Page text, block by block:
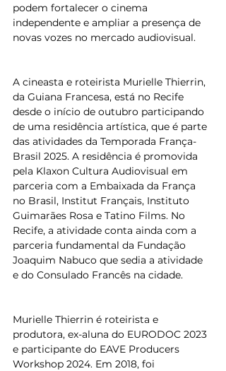
podem fortalecer o cinema
independente e ampliar a presença de
novas vozes no mercado audiovisual.
A cineasta e roteirista Murielle Thierrin,
da Guiana Francesa, está no Recife
desde o início de outubro participando
de uma residência artística, que é parte
das atividades da Temporada França-
Brasil 2025. A residência é promovida
pela Klaxon Cultura Audiovisual em
parceria com a Embaixada da França
no Brasil, Institut Français, Instituto
Guimarães Rosa e Tatino Films. No
Recife, a atividade conta ainda com a
parceria fundamental da Fundação
Joaquim Nabuco que sedia a atividade
e do Consulado Francês na cidade.
Murielle Thierrin é roteirista e
produtora, ex-aluna do EURODOC 2023
e participante do EAVE Producers
Workshop 2024. Em 2018, foi